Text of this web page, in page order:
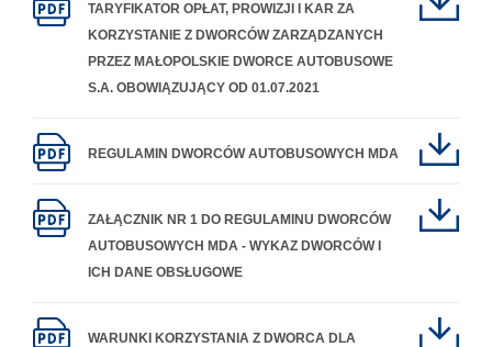
TARYFIKATOR OPŁAT, PROWIZJI I KAR ZA
KORZYSTANIE Z DWORCÓW ZARZĄDZANYCH
PRZEZ MAŁOPOLSKIE DWORCE AUTOBUSOWE
S.A. OBOWIĄZUJĄCY OD 01.07.2021
REGULAMIN DWORCÓW AUTOBUSOWYCH MDA
ZAŁĄCZNIK NR 1 DO REGULAMINU DWORCÓW
AUTOBUSOWYCH MDA - WYKAZ DWORCÓW I
ICH DANE OBSŁUGOWE
WARUNKI KORZYSTANIA Z DWORCA DLA